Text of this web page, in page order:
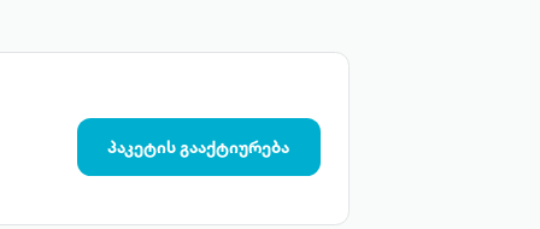
პაკეტის გააქტიურება